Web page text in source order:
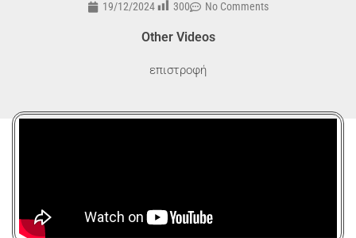
19/12/2024 300 No Comments
Other Videos
επιστροφή